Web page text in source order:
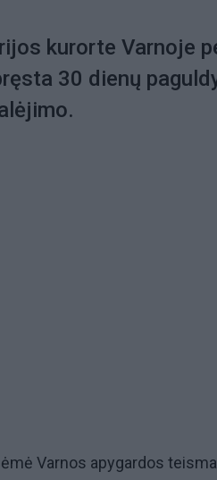
kurorte Varnoje
30 dienų
Varnos apygardos